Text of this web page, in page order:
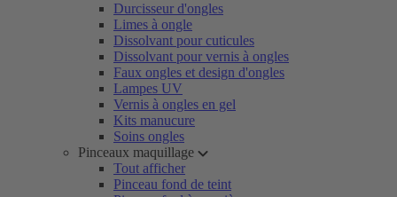
Durcisseur d'ongles
Limes à ongle
Dissolvant pour cuticules
Dissolvant pour vernis à ongles
Faux ongles et design d'ongles
Lampes UV
Vernis à ongles en gel
Kits manucure
Soins ongles
Pinceaux maquillage
Tout afficher
Pinceau fond de teint